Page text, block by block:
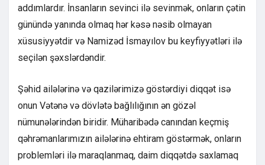
addımlardır. İnsanların sevinci ilə sevinmək, onların çətin
günündə yanında olmaq hər kəsə nəsib olmayan
xüsusiyyətdir və Namizəd İsmayılov bu keyfiyyətləri ilə
seçilən şəxslərdəndir.
Şəhid ailələrinə və qazilərimizə göstərdiyi diqqət isə
onun Vətənə və dövlətə bağlılığının ən gözəl
nümunələrindən biridir. Müharibədə canından keçmiş
qəhrəmanlarımızın ailələrinə ehtiram göstərmək, onların
problemləri ilə maraqlanmaq, daim diqqətdə saxlamaq